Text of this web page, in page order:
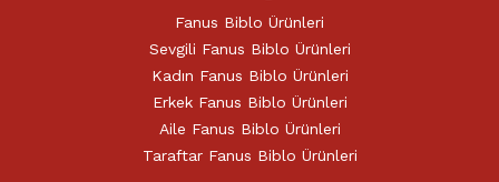
Fanus Biblo Ürünleri
Sevgili Fanus Biblo Ürünleri
Kadın Fanus Biblo Ürünleri
Erkek Fanus Biblo Ürünleri
Aile Fanus Biblo Ürünleri
Taraftar Fanus Biblo Ürünleri